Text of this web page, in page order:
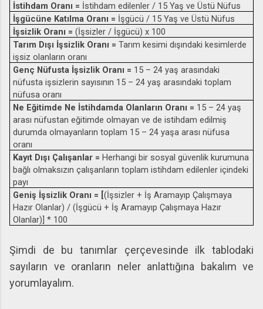
İstihdam Oranı = İstihdam edilenler / 15 Yaş ve Üstü Nüfus
İşgücüne Katılma Oranı = İşgücü / 15 Yaş ve Üstü Nüfus
İşsizlik Oranı = (İşsizler / İşgücü) x 100
Tarım Dışı İşsizlik Oranı = Tarım kesimi dışındaki kesimlerde
işsiz olanların oranı
Genç Nüfusta İşsizlik Oranı = 15 – 24 yaş arasındaki
nüfusta işsizlerin sayısının 15 – 24 yaş arasındaki toplam
nüfusa oranı
Ne Eğitimde Ne İstihdamda Olanların Oranı = 15 – 24 yaş
arası nüfustan eğitimde olmayan ve de istihdam edilmiş
durumda olmayanların toplam 15 – 24 yaşa arası nüfusa
oranı
Kayıt Dışı Çalışanlar = Herhangi bir sosyal güvenlik kurumuna
bağlı olmaksızın çalışanların toplam istihdam edilenler içindeki
payı
Geniş İşsizlik Oranı = [(İşsizler + İş Aramayıp Çalışmaya
Hazır Olanlar) / (İşgücü + İş Aramayıp Çalışmaya Hazır
Olanlar)] * 100
Şimdi de bu tanımlar çerçevesinde ilk tablodaki
sayıların ve oranların neler anlattığına bakalım ve
yorumlayalım.